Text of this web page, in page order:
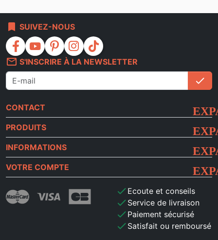
bookmark SUIVEZ-NOUS
facebook youtube pinterest instagram
tiktok
mail_outline S'INSCRIRE À LA NEWSLETTER
check
CONTACT
PRODUITS
INFORMATIONS
VOTRE COMPTE
check Ecoute et conseils
check Service de livraison
check Paiement sécurisé
check Satisfait ou remboursé